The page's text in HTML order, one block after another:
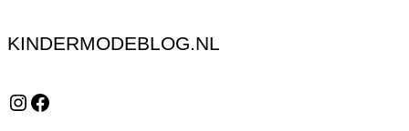
KINDERMODEBLOG.NL
Instagram Facebook